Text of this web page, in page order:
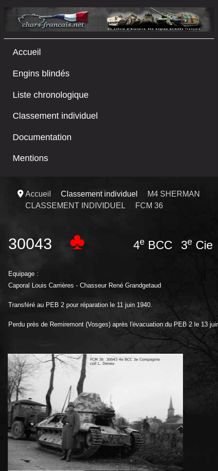
Accueil
Engins blindés
Liste chronologique
Classement individuel
Documentation
Mentions
Accueil Classement individuel
M4 SHERMAN
CLASSEMENT INDIVIDUEL
FCM 36
30043 ♣ 4e BCC 3e Cie
Equipage :
Caporal Louis Carrières - Chasseur René Grandgetaud
Transféré au PEB 2 pour réparation le 11 juin 1940.
Perdu près de Remiremont (Vosges) après l'évacuation du PEB 2 le 13